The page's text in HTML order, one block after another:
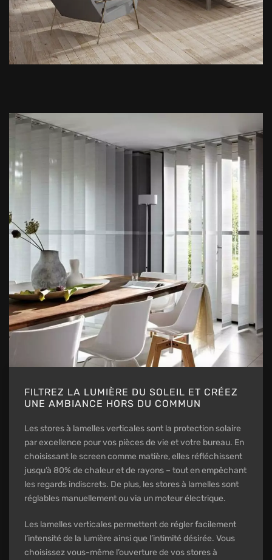
FILTREZ LA LUMIÈRE DU SOLEIL ET CRÉEZ
UNE AMBIANCE HORS DU COMMUN
Les stores à lamelles verticales sont la protection solaire
par excellence pour vos pièces de vie et votre bureau. En
choisissant le screen comme matière, elles réfléchissent
jusqu’à 80% de chaleur et de rayons – tout en empêchant
les regards indiscrets. De plus, les stores à lamelles sont
réglables manuellement ou via un moteur électrique.
Les lamelles verticales permettent de régler facilement
l’intensité de la lumière ainsi que l’intimité désirée. Vous
choisissez vous-même l’ouverture de vos stores à